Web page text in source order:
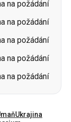
na požádání
na požádání
Ukrajina